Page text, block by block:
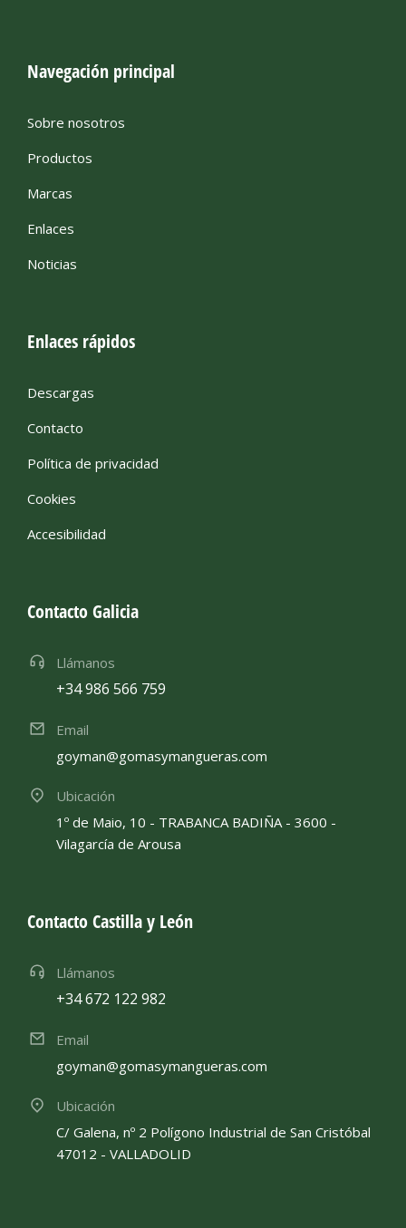
Navegación principal
Sobre nosotros
Productos
Marcas
Enlaces
Noticias
Enlaces rápidos
Descargas
Contacto
Política de privacidad
Cookies
Accesibilidad
Contacto Galicia
Llámanos
+34 986 566 759
Email
goyman@gomasymangueras.com
Ubicación
1º de Maio, 10 - TRABANCA BADIÑA - 3600 -
Vilagarcía de Arousa
Contacto Castilla y León
Llámanos
+34 672 122 982
Email
goyman@gomasymangueras.com
Ubicación
C/ Galena, nº 2 Polígono Industrial de San Cristóbal
47012 - VALLADOLID